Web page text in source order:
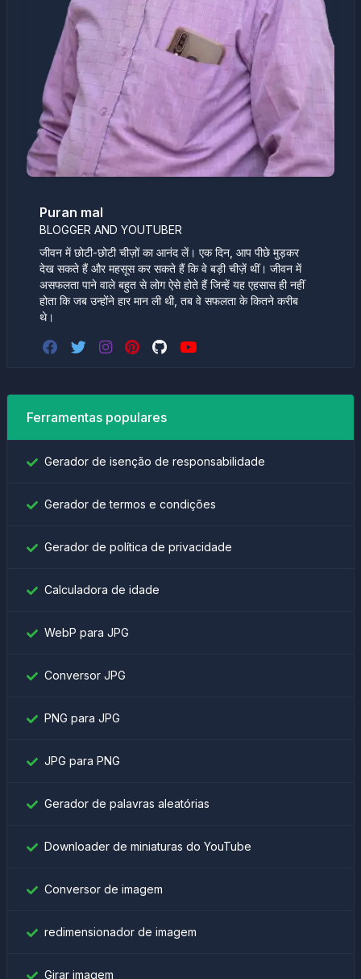
Puran mal
BLOGGER AND YOUTUBER
जीवन में छोटी-छोटी चीज़ों का आनंद लें। एक दिन, आप पीछे मुड़कर
देख सकते हैं और महसूस कर सकते हैं कि वे बड़ी चीज़ें थीं। जीवन में
असफलता पाने वाले बहुत से लोग ऐसे होते हैं जिन्हें यह एहसास ही नहीं
होता कि जब उन्होंने हार मान ली थी, तब वे सफलता के कितने करीब
थे।
Ferramentas populares
Gerador de isenção de responsabilidade
Gerador de termos e condições
Gerador de política de privacidade
Calculadora de idade
WebP para JPG
Conversor JPG
PNG para JPG
JPG para PNG
Gerador de palavras aleatórias
Downloader de miniaturas do YouTube
Conversor de imagem
redimensionador de imagem
Girar imagem